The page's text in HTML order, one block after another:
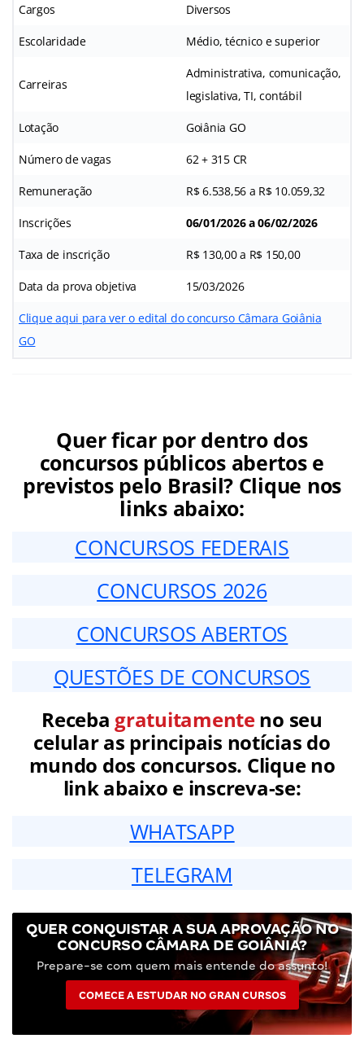
Cargos Diversos
Escolaridade Médio, técnico e superior
Carreiras
Administrativa, comunicação,
legislativa, TI, contábil
Lotação Goiânia GO
Número de vagas 62 + 315 CR
Remuneração R$ 6.538,56 a R$ 10.059,32
Inscrições 06/01/2026 a 06/02/2026
Taxa de inscrição R$ 130,00 a R$ 150,00
Data da prova objetiva 15/03/2026
Clique aqui para ver o edital do concurso Câmara Goiânia
GO
Quer ficar por dentro dos
concursos públicos abertos e
previstos pelo Brasil? Clique nos
links abaixo:
CONCURSOS FEDERAIS
CONCURSOS 2026
CONCURSOS ABERTOS
QUESTÕES DE CONCURSOS
Receba gratuitamenteno seu
celular as principais notícias do
mundo dos concursos. Clique no
link abaixo e inscreva-se:
WHATSAPP
TELEGRAM
QUER CONQUISTAR A SUA APROVAÇÃO NO
CONCURSO CÂMARA DE GOIÂNIA?
Prepare-se com quem mais entende do assunto!
COMECE A ESTUDAR NO GRAN CURSOS